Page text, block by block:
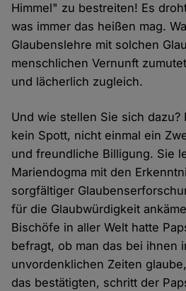
Himmel" zu bestreiten! Es
was immer das heißen mag.
Glaubenslehre mit solchen
menschlichen Vernunft
und lächerlich zugleich.
Und wie stellen Sie sich dazu?
kein Spott, nicht einmal ein
und freundliche Billigung. Sie
Mariendogma mit den
sorgfältiger
für die Glaubwürdigkeit
Bischöfe in aller Welt hatte
befragt, ob man das bei ihnen
unvordenklichen Zeiten
das bestätigten, schritt der